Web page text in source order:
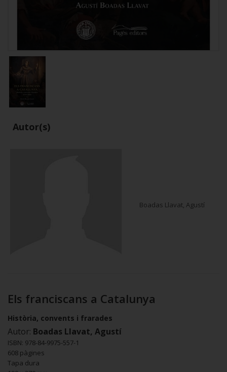
Autor(s)
Boadas Llavat, Agustí
Els franciscans a Catalunya
Història, convents i frarades
Autor: Boadas Llavat, Agustí
ISBN: 978-84-9975-557-1
608 pàgines
Tapa dura